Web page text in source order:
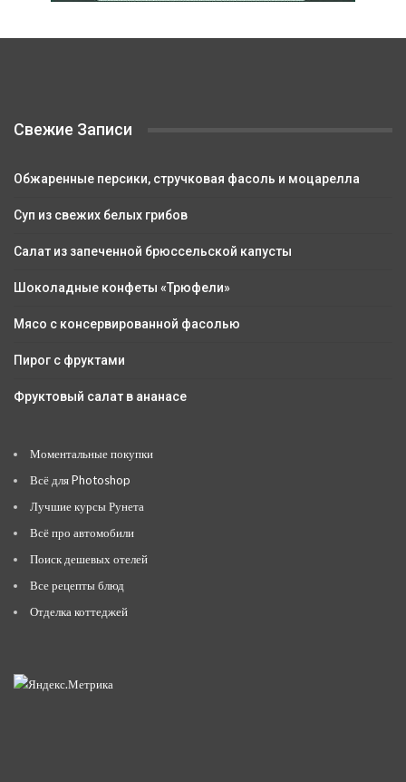
Свежие Записи
Обжаренные персики, стручковая фасоль и моцарелла
Суп из свежих белых грибов
Салат из запеченной брюссельской капусты
Шоколадные конфеты «Трюфели»
Мясо с консервированной фасолью
Пирог с фруктами
Фруктовый салат в ананасе
Моментальные покупки
Всё для Photoshop
Лучшие курсы Рунета
Всё про автомобили
Поиск дешевых отелей
Все рецепты блюд
Отделка коттеджей